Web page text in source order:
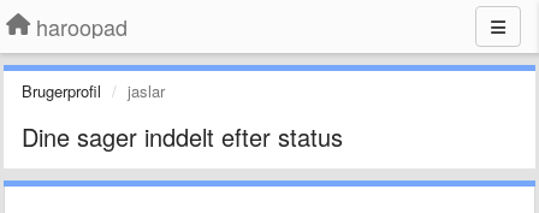
haroopad
Brugerprofil jaslar
Dine sager inddelt efter status